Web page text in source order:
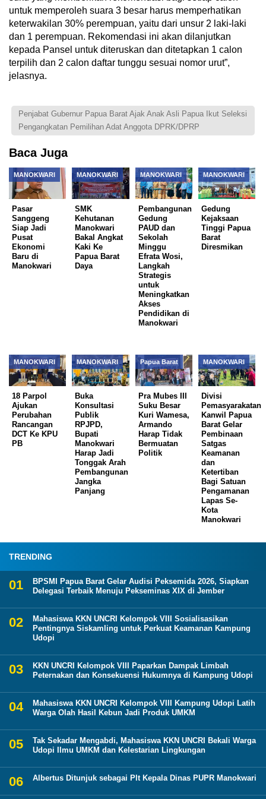
untuk memperoleh suara 3 besar harus memperhatikan
keterwakilan 30% perempuan, yaitu dari unsur 2 laki-laki
dan 1 perempuan. Rekomendasi ini akan dilanjutkan
kepada Pansel untuk diteruskan dan ditetapkan 1 calon
terpilih dan 2 calon daftar tunggu sesuai nomor urut”,
jelasnya.
Penjabat Gubernur Papua Barat Ajak Anak Asli Papua Ikut Seleksi
Pengangkatan Pemilihan Adat Anggota DPRK/DPRP
Baca Juga
MANOKWARI
Pasar
Sanggeng
Siap Jadi
Pusat
Ekonomi
Baru di
Manokwari
MANOKWARI
SMK
Kehutanan
Manokwari
Bakal Angkat
Kaki Ke
Papua Barat
Daya
MANOKWARI
Pembangunan
Gedung
PAUD dan
Sekolah
Minggu
Efrata Wosi,
Langkah
Strategis
untuk
Meningkatkan
Akses
Pendidikan di
Manokwari
MANOKWARI
Gedung
Kejaksaan
Tinggi Papua
Barat
Diresmikan
MANOKWARI
18 Parpol
Ajukan
Perubahan
Rancangan
DCT Ke KPU
PB
MANOKWARI
Buka
Konsultasi
Publik
RPJPD,
Bupati
Manokwari
Harap Jadi
Tonggak Arah
Pembangunan
Jangka
Panjang
Papua Barat
Pra Mubes III
Suku Besar
Kuri Wamesa,
Armando
Harap Tidak
Bermuatan
Politik
MANOKWARI
Divisi
Pemasyarakatan
Kanwil Papua
Barat Gelar
Pembinaan
Satgas
Keamanan
dan
Ketertiban
Bagi Satuan
Pengamanan
Lapas Se-
Kota
Manokwari
TRENDING
BPSMI Papua Barat Gelar Audisi Peksemida 2026, Siapkan
Delegasi Terbaik Menuju Pekseminas XIX di Jember
Mahasiswa KKN UNCRI Kelompok VIII Sosialisasikan
Pentingnya Siskamling untuk Perkuat Keamanan Kampung
Udopi
KKN UNCRI Kelompok VIII Paparkan Dampak Limbah
Peternakan dan Konsekuensi Hukumnya di Kampung Udopi
Mahasiswa KKN UNCRI Kelompok VIII Kampung Udopi Latih
Warga Olah Hasil Kebun Jadi Produk UMKM
Tak Sekadar Mengabdi, Mahasiswa KKN UNCRI Bekali Warga
Udopi Ilmu UMKM dan Kelestarian Lingkungan
Albertus Ditunjuk sebagai Plt Kepala Dinas PUPR Manokwari